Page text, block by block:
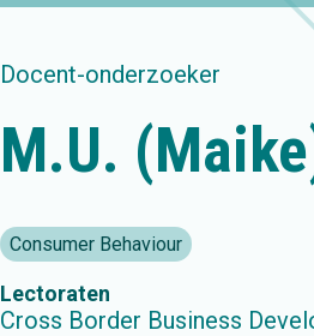
Docent-onderzoeker
M.U.
Consumer Behaviour
Lectoraten
Cross Border Business